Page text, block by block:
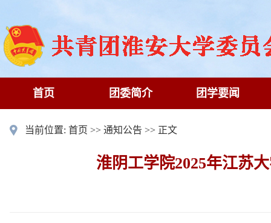
首页 团委简介 团学要闻
当前位置: 首页 >> 通知公告 >> 正文
淮阴工学院2025年江苏